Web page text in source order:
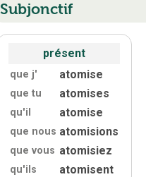
Subjonctif
présent
que j' atomise
que tu atomises
qu'il atomise
que nous atomisions
que vous atomisiez
qu'ils atomisent